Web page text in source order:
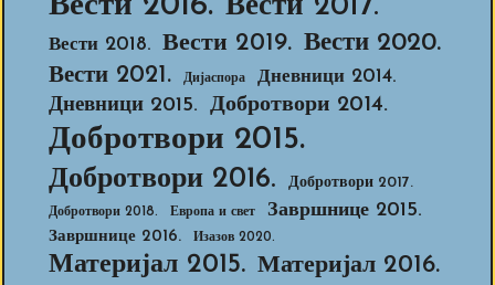
Вести 2016. Вести 2017.
Вести 2018. Вести 2019. Вести 2020.
Вести 2021. Дијаспора Дневници 2014.
Дневници 2015. Добротвори 2014.
Добротвори 2015.
Добротвори 2016. Добротвори 2017.
Добротвори 2018. Европа и свет Завршнице 2015.
Завршнице 2016. Изазов 2020.
Материјал 2015. Материјал 2016.